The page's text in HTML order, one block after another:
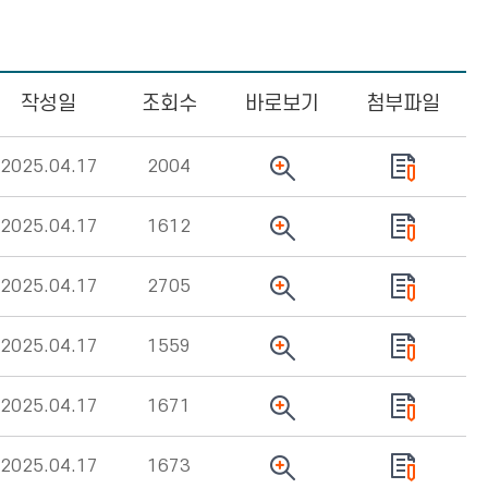
작성일 조회수 바로보기 첨부파일
2025.04.17 2004
2025.04.17 1612
2025.04.17 2705
2025.04.17 1559
2025.04.17 1671
2025.04.17 1673